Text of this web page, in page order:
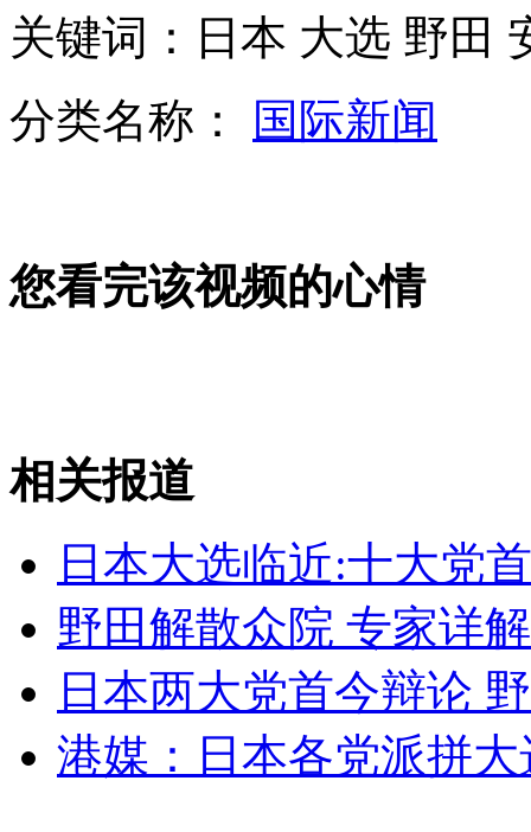
女童公交骂人"痴呆"被乘客连扇耳光
山西运城恶犬咬伤多人 警民合力深夜将其击毙
女孩北京地铁殴打老人 痛下狠手拳打脚踢
无痛分娩是否安全 医生回应
关键词：日本 大选 野田
分类名称：
国际新闻
您看完该视频的心情
相关报道
日本大选临近:十大党
野田解散众院 专家详
日本两大党首今辩论
港媒：日本各党派拼